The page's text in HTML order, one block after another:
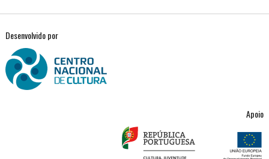
Desenvolvido por
Apoio